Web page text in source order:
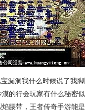
漏洞我什么时候说了我
的行会玩家有什么秘密
腰带，王者传奇手游能